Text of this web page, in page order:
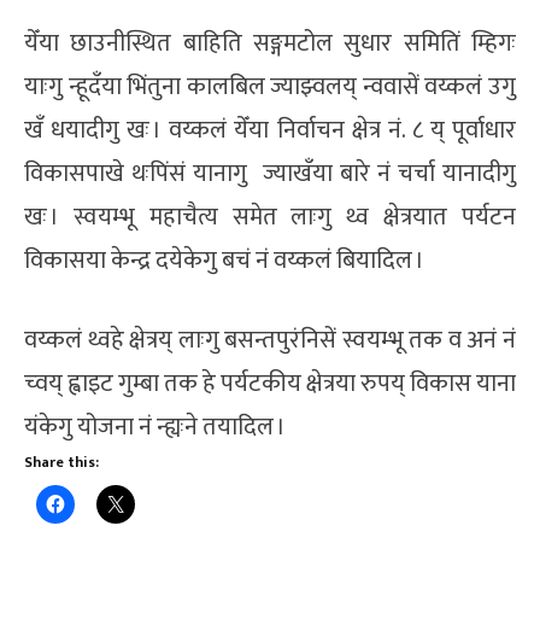
येँया छाउनीस्थित बाहिति सङ्गमटोल सुधार समितिं म्हिगः
याःगु न्हूदँया भिंतुना कालबिल ज्याझ्वलय् न्ववासें वय्कलं उगु
खँ धयादीगु खः । वय्कलं येँया निर्वाचन क्षेत्र नं. ८ य् पूर्वाधार
विकासपाखे थःपिंसं यानागु ज्याखँया बारे नं चर्चा यानादीगु
खः । स्वयम्भू महाचैत्य समेत लाःगु थ्व क्षेत्रयात पर्यटन
विकासया केन्द्र दयेकेगु बचं नं वय्कलं बियादिल ।
वय्कलं थ्वहे क्षेत्रय् लाःगु बसन्तपुरंनिसें स्वयम्भू तक व अनं नं
च्वय् ह्वाइट गुम्बा तक हे पर्यटकीय क्षेत्रया रुपय् विकास याना
यंकेगु योजना नं न्ह्यःने तयादिल ।
Share this: